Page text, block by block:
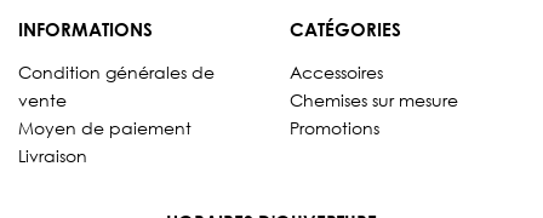
INFORMATIONS
Condition générales de
vente
Moyen de paiement
Livraison
CATÉGORIES
Accessoires
Chemises sur mesure
Promotions